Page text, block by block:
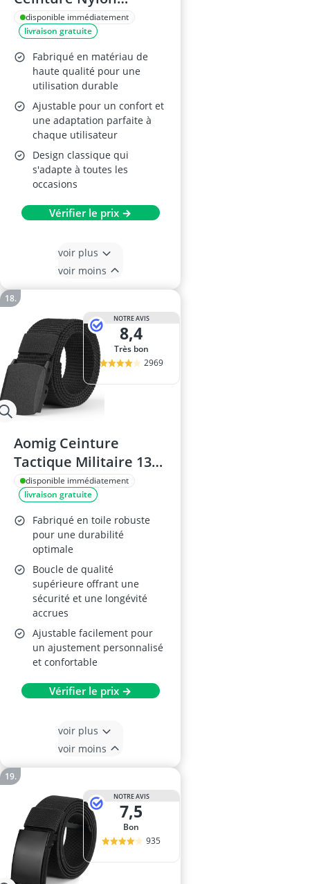
(142CM, Noir)
disponible immédiatement
livraison gratuite
Fabriqué en matériau de
haute qualité pour une
utilisation durable
Ajustable pour un confort et
une adaptation parfaite à
chaque utilisateur
Design classique qui
s'adapte à toutes les
occasions
Vérifier le prix →
voir plus
voir moins
NOTRE AVIS
8,4
Très bon
2969
Aomig Ceinture
Tactique Militaire 130
cm, Boucle Plastique
disponible immédiatement
livraison gratuite
Fabriqué en toile robuste
pour une durabilité
optimale
Boucle de qualité
supérieure offrant une
sécurité et une longévité
accrues
Ajustable facilement pour
un ajustement personnalisé
et confortable
Vérifier le prix →
voir plus
voir moins
NOTRE AVIS
7,5
Bon
935